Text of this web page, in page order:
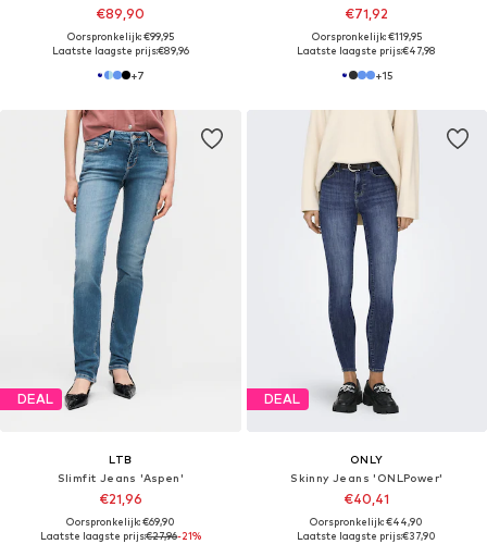
€89,90
Oorspronkelijk: €99,95
Laatste laagste prijs:€89,96
+7
€71,92
Oorspronkelijk: €119,95
Laatste laagste prijs:€47,98
+15
DEAL
LTB
Slimfit Jeans 'Aspen'
€21,96
Oorspronkelijk: €69,90
Laatste laagste prijs:€27,96-21%
DEAL
ONLY
Skinny Jeans 'ONLPower'
€40,41
Oorspronkelijk: €44,90
Laatste laagste prijs:€37,90